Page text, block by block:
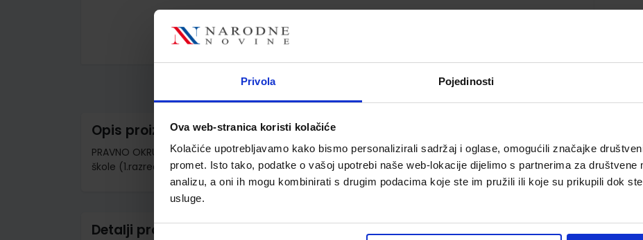
Privola Pojedinosti
Ova web-stranica koristi kolačiće
Kolačiće upotrebljavamo kako bismo personalizirali sadržaj i oglase, omogućili značajke
promet. Isto tako, podatke o vašoj upotrebi naše web-lokacije dijelimo s partnerima za društvene
analizu, a oni ih mogu kombinirati s drugim podacima koje ste im pružili ili koje su prikupili dok
usluge.
gallery
Opis proizvoda
PRAVNO OKRUŽJE POSLOVANJA - GRAĐANSKO I TRGOVAČKO PRAVO; udžbenik za srednje strukovne
škole (1.razred); zanimanje upravno-poslovni referent
Detalji proizvoda